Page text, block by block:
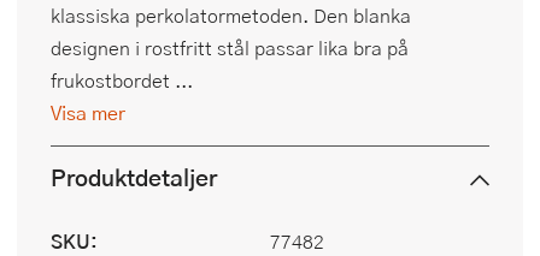
klassiska perkolatormetoden. Den blanka
designen i rostfritt stål passar lika bra på
frukostbordet ...
Visa mer
Produktdetaljer
SKU:
77482